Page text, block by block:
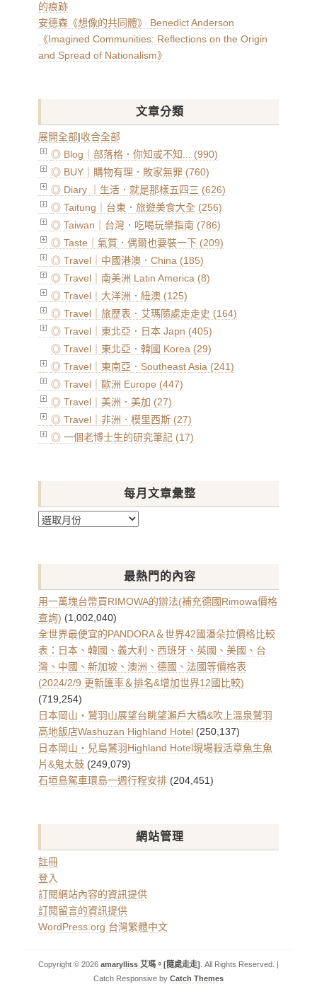
的痕跡
安德森《想像的共同體》 Benedict Anderson
《Imagined Communities: Reflections on the Origin
and Spread of Nationalism》
文章分類
展開全部|收合全部
◎ Blog｜部落格．你知或不知... (990)
◎ BUY｜購物有理．敗家無罪 (760)
◎ Diary ｜生活．就是那樣五四三 (626)
◎ Taitung｜台東．旅遊美食大全 (256)
◎ Taiwan｜台灣．吃喝玩樂指南 (786)
◎ Taste｜氣質．偶爾也要裝一下 (209)
◎ Travel｜中國港澳．China (185)
◎ Travel｜南美洲 Latin America (8)
◎ Travel｜大洋洲．紐澳 (125)
◎ Travel｜旅歷表．艾瑪隨處走走史 (164)
◎ Travel｜東北亞．日本 Japn (405)
◎ Travel｜東北亞．韓國 Korea (29)
◎ Travel｜東南亞．Southeast Asia (241)
◎ Travel｜歐洲 Europe (447)
◎ Travel｜美洲．美加 (27)
◎ Travel｜非洲．模里西斯 (27)
◎ 一個老博士生的研究筆記 (17)
每月文章彙整
每
章
整
最熱門的內容
用一萬塊台幣買RIMOWA的辦法(補充德國Rimowa價格
查詢) (1,002,040)
全世界最便宜的PANDORA＆世界42國潘朵拉價格比較
表：日本、韓國、義大利、西班牙、英國、美國、台
灣、中國、新加坡、澳洲、德國、法國等價格表
(2024/2/9 更新匯率＆排名&增加世界12國比較)
(719,254)
日本岡山・鷲羽山展望台眺望瀨戶大橋&吹上溫泉鷲羽
高地飯店Washuzan Highland Hotel (250,137)
日本岡山・兒島鷲羽Highland Hotel現場殺活章魚生魚
片&鬼太鼓 (249,079)
石垣島駕車環島一週行程安排 (204,451)
網站管理
註冊
登入
訂閱網站內容的資訊提供
訂閱留言的資訊提供
WordPress.org 台灣繁體中文
Copyright © 2026 amarylliss 艾瑪。[隨處走走] . All Rights Reserved. |
Catch Responsive by Catch Themes